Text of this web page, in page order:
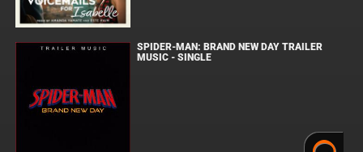
SPIDER-MAN: BRAND NEW DAY TRAILER
MUSIC - SINGLE